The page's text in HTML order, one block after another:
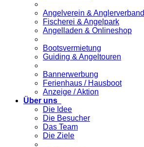
Angelverein & Anglerverband
Fischerei & Angelpark
Angelladen & Onlineshop
Bootsvermietung
Guiding & Angeltouren
Bannerwerbung
Ferienhaus / Hausboot
Anzeige / Aktion
Über uns
Die Idee
Die Besucher
Das Team
Die Ziele